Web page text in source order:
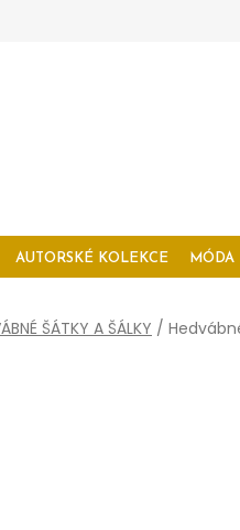
AUTORSKÉ KOLEKCE MÓDA
ŠÁTKY A ŠÁLKY /